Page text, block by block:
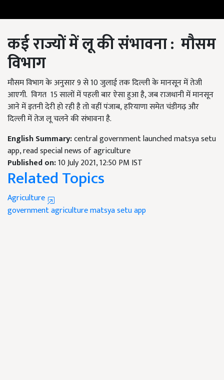
कई राज्यों में लू की संभावना : मौसम
विभाग
मौसम विभाग के अनुसार 9 से 10 जुलाई तक दिल्ली के मानसून में तेजी
आएगी. विगत 15 सालों में पहली बार ऐसा हुआ है, जब राजधानी में मानसून
आने में इतनी देरी हो रही है तो वहीं पंजाब, हरियाणा समेत चंडीगढ़ और
दिल्ली में तेज लू चलने की संभावना है.
English Summary:central government launched matsya setu
app, read special news of agriculture
Published on:10 July 2021, 12:50 PM IST
Related Topics
Agriculture
governmentagriculturematsya setu app